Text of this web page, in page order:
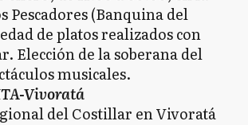
Pescadores (Banquina del
de platos realizados con
Elección de la soberana del
musicales.
Vivoratá
del Costillar en Vivoratá